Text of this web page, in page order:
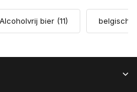
Alcoholvrij bier (11) belgisch